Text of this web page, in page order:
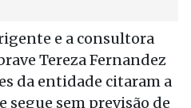
e a consultora
Tereza Fernandez
da entidade citaram a
segue sem previsão de